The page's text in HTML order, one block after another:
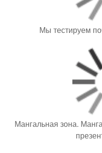
Мы тестируем
Мангальная зона.